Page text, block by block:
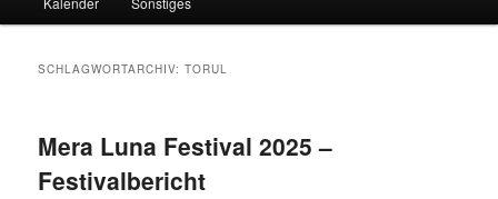
SCHLAGWORTARCHIV:TORUL
Mera Luna Festival 2025 –
Festivalbericht